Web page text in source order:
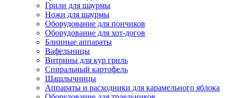
Грили для шаурмы
Ножи для шаурмы
Оборудование для пончиков
Оборудование для хот-догов
Блинные аппараты
Вафельницы
Витрины для кур гриль
Спиральный картофель
Шашлычницы
Аппараты и расходники для карамельного яблока